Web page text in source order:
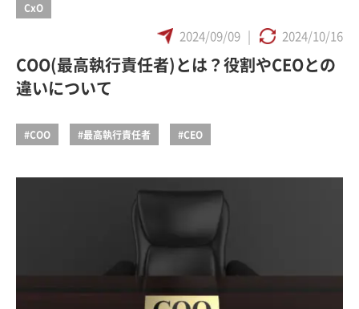
CxO
2024/09/09 | 2024/10/16
COO(最高執行責任者)とは？役割やCEOとの
違いについて
#COO #最高執行責任者 #CEO